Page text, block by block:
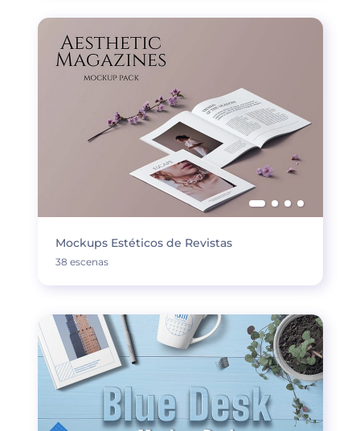
Mockups Estéticos de Revistas
38 escenas